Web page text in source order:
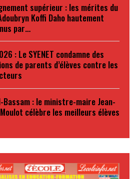
supérieur : les mérites du
Koffi Daho hautement
par…
: Le SYENET condamne des
de parents d’élèves contre les
Bassam : le ministre-maire Jean-
célèbre les meilleurs élèves